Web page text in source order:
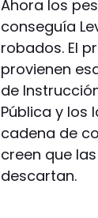
Ahora los
conseguía
robados. El
provienen
de
Pública y los
cadena de
creen que
descartan.